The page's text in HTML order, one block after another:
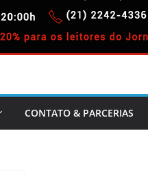
CONTATO & PARCERIAS